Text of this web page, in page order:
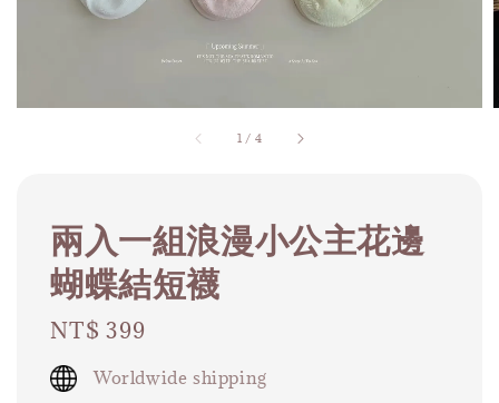
1 / 4
兩入一組浪漫小公主花邊
蝴蝶結短襪
Regular
price
NT$ 399
Worldwide shipping